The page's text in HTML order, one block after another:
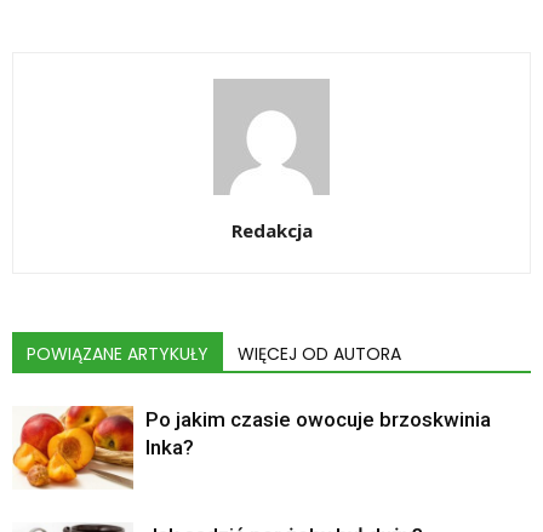
Redakcja
POWIĄZANE ARTYKUŁY WIĘCEJ OD AUTORA
Po jakim czasie owocuje brzoskwinia
Inka?